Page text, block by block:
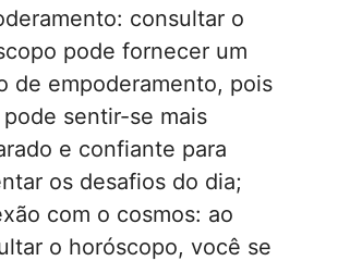
consultar o
pode fornecer um
de empoderamento, pois
sentir-se mais
e confiante para
os desafios do dia;
com o cosmos: ao
o horóscopo, você se